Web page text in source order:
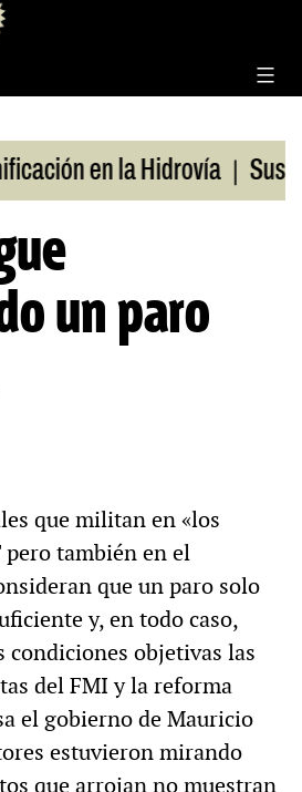
en la Hidrovía |
un paro
que militan en «los
pero también en el
que un paro solo
y, en todo caso,
condiciones objetivas las
del FMI y la reforma
el gobierno de Mauricio
estuvieron mirando
que arrojan no muestran